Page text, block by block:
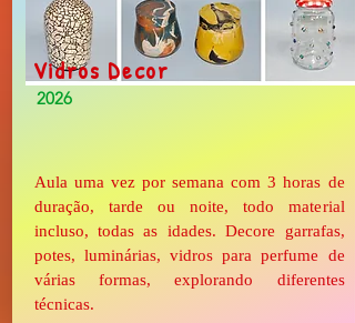
Vidros Decor
2026
Aula uma vez por semana com 3 horas de
duração, tarde ou noite, todo material
incluso, todas as idades. Decore garrafas,
potes, luminárias, vidros para perfume de
várias formas, explorando diferentes
técnicas.